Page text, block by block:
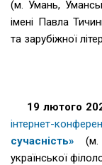
(м. Умань,
імені Павла
та зарубіжної
19 лютого
інтернет-
сучасність»
української